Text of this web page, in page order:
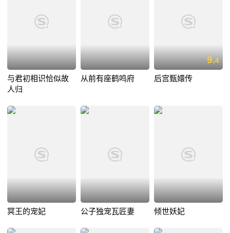
与君初相识恰似故
人归
从前有座鹤鸣府
9.4
后宫甄嬛传
冥王的宠妃 公子独宠瓦匠妻 倾世妖妃